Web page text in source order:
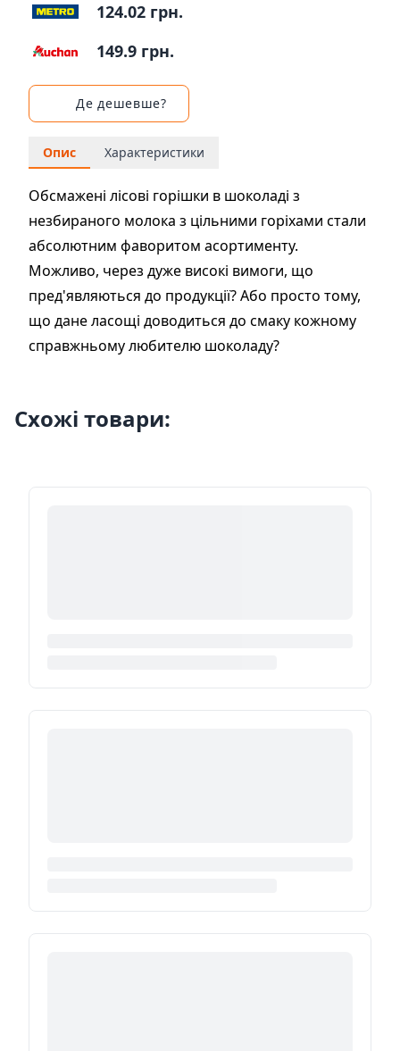
124.02 грн.
149.9 грн.
Де дешевше?
Опис Характеристики
Обсмажені лісові горішки в шоколаді з
незбираного молока з цільними горіхами стали
абсолютним фаворитом асортименту.
Можливо, через дуже високі вимоги, що
пред'являються до продукції? Або просто тому,
що дане ласощі доводиться до смаку кожному
справжньому любителю шоколаду?
Схожі товари: